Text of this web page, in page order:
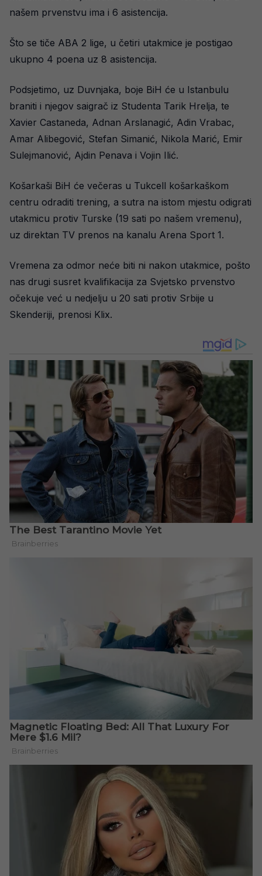
našem prvenstvu ima i 6 asistencija.
Što se tiče ABA 2 lige, u četiri utakmice je postigao
ukupno 4 poena uz 8 asistencija.
Podsjetimo, uz Duvnjaka, boje BiH će u Istanbulu
braniti i njegov saigrač iz Studenta Tarik Hrelja, te
Xavier Castaneda, Adnan Arslanagić, Adin Vrabac,
Amar Alibegović, Stefan Simanić, Nikola Marić, Emir
Sulejmanović, Ajdin Penava i Vojin Ilić.
Košarkaši BiH će večeras u Tukcell košarkaškom
centru odraditi trening, a sutra na istom mjestu odigrati
utakmicu protiv Turske (19 sati po našem vremenu),
uz direktan TV prenos na kanalu Arena Sport 1.
Vremena za odmor neće biti ni nakon utakmice, pošto
nas drugi susret kvalifikacija za Svjetsko prvenstvo
očekuje već u nedjelju u 20 sati protiv Srbije u
Skenderiji, prenosi Klix.